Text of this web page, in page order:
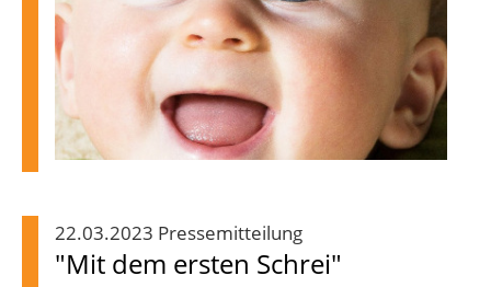
22.03.2023 Pressemitteilung
"Mit dem ersten Schrei"